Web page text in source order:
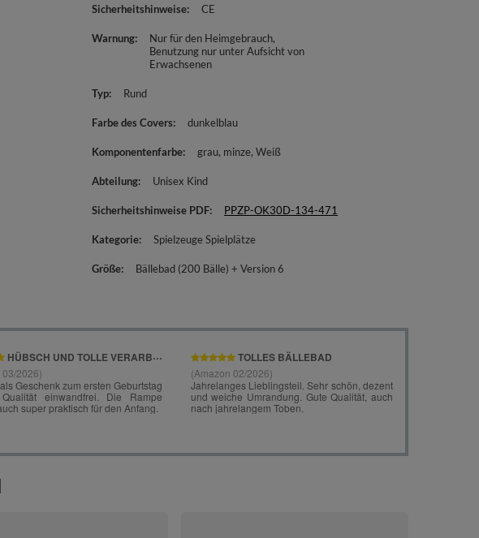
Sicherheitshinweise CE
Warnung
Nur für den Heimgebrauch
Benutzung nur unter Aufsicht von
Erwachsenen
Typ Rund
Farbe des Covers dunkelblau
Komponentenfarbe grau minze Weiß
Abteilung Unisex Kind
Sicherheitshinweise PDF PPZP-OK30D-134-471
Kategorie Spielzeuge Spielplätze
Größe Bällebad (200 Bälle) + Version 6